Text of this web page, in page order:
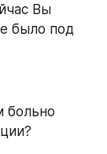
Вы
было под
больно